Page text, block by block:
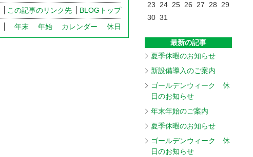
この記事のリンク先
BLOGトップ
年末 年始 カレンダー 休日
23
24 25 26 27 28
29
30 31
最新の記事
夏季休暇のお知らせ
新設備導入のご案内
ゴールデンウィーク 休
日のお知らせ
年末年始のご案内
夏季休暇のお知らせ
ゴールデンウィーク 休
日のお知らせ